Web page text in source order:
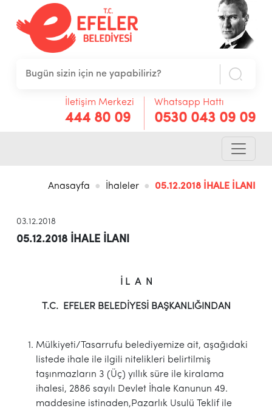
İletişim Merkezi
444 80 09
Whatsapp Hattı
0530 043 09 09
Anasayfa İhaleler 05.12.2018 İHALE İLANI
03.12.2018
05.12.2018 İHALE İLANI
İ L A N
T.C. EFELER BELEDİYESİ BAŞKANLIĞINDAN
Mülkiyeti/Tasarrufu belediyemize ait, aşağıdaki
listede ihale ile ilgili nitelikleri belirtilmiş
taşınmazların 3 (Üç) yıllık süre ile kiralama
ihalesi, 2886 sayılı Devlet İhale Kanunun 49.
maddesine istinaden,Pazarlık Usulü Teklif ile